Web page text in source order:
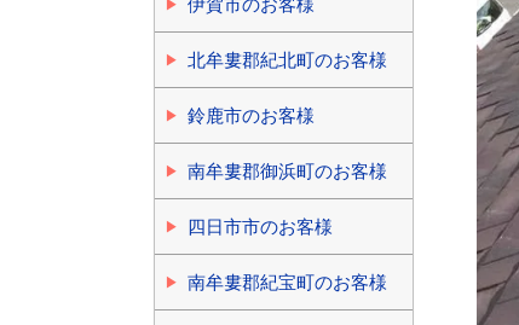
伊賀市のお客様
北牟婁郡紀北町のお客様
鈴鹿市のお客様
南牟婁郡御浜町のお客様
四日市市のお客様
南牟婁郡紀宝町のお客様